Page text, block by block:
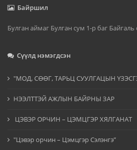
Байршил
Булган аймаг Булган сум 1-р баг
Сүүлд нэмэгдсэн
"МОД, СӨӨГ, ТАРЬЦ СУУЛГАЦЫН
НЭЭЛТТЭЙ АЖЛЫН БАЙРНЫ ЗАР
ЦЭВЭР ОРЧИН – ЦЭМЦГЭР ХЯЛГАНАТ
"Цэвэр орчин – Цэмцгэр Сэлэнгэ”